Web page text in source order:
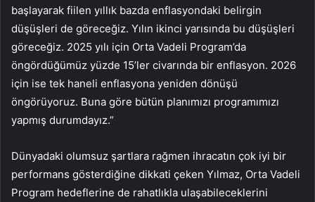
başlayarak fiilen yıllık bazda enflasyondaki belirgin
düşüşleri de göreceğiz. Yılın ikinci yarısında bu düşüşleri
göreceğiz. 2025 yılı için Orta Vadeli Program’da
öngördüğümüz yüzde 15’ler civarında bir enflasyon. 2026
için ise tek haneli enflasyona yeniden dönüşü
öngörüyoruz. Buna göre bütün planımızı programımızı
yapmış durumdayız.”
Dünyadaki olumsuz şartlara rağmen ihracatın çok iyi bir
performans gösterdiğine dikkati çeken Yılmaz, Orta Vadeli
Program hedeflerine de rahatlıkla ulaşabileceklerini